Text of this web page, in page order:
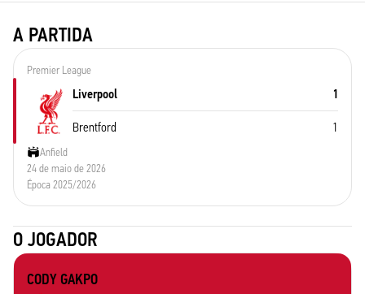
A PARTIDA
Premier League
Liverpool 1
Brentford 1
Anfield
24 de maio de 2026
Época 2025/2026
O JOGADOR
CODY GAKPO